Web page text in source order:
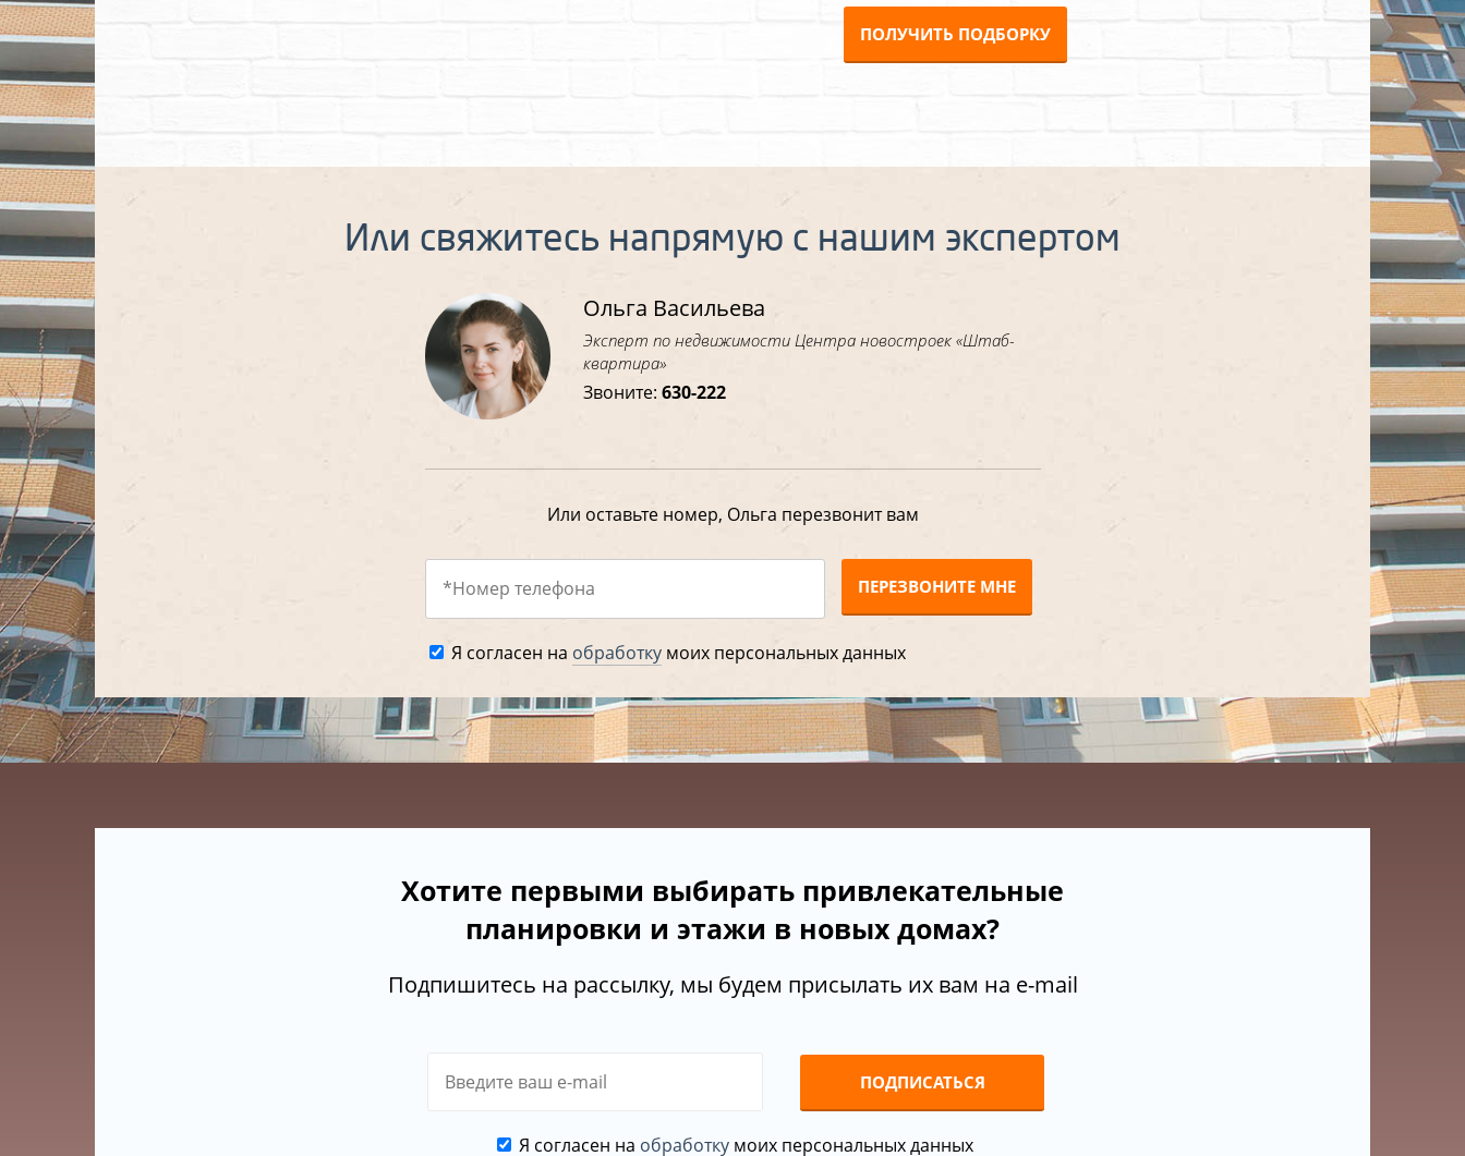
ПОЛУЧИТЬ ПОДБОРКУ
Или свяжитесь напрямую с нашим экспертом
Ольга Васильева
Эксперт по недвижимости Центра новостроек «Штаб-
квартира»
Звоните:630-222
Или оставьте номер, Ольга перезвонит вам
ПЕРЕЗВОНИТЕ МНЕ
Я согласен на обработкумоих персональных данных
Хотите первыми выбирать привлекательные
планировки и этажи в новых домах?
Подпишитесь на рассылку, мы будем присылать их вам на e-mail
ПОДПИСАТЬСЯ
Я согласен на обработкумоих персональных данных